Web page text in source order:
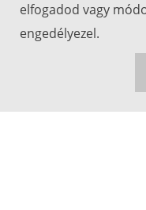
elfogadod vagy
engedélyezel.